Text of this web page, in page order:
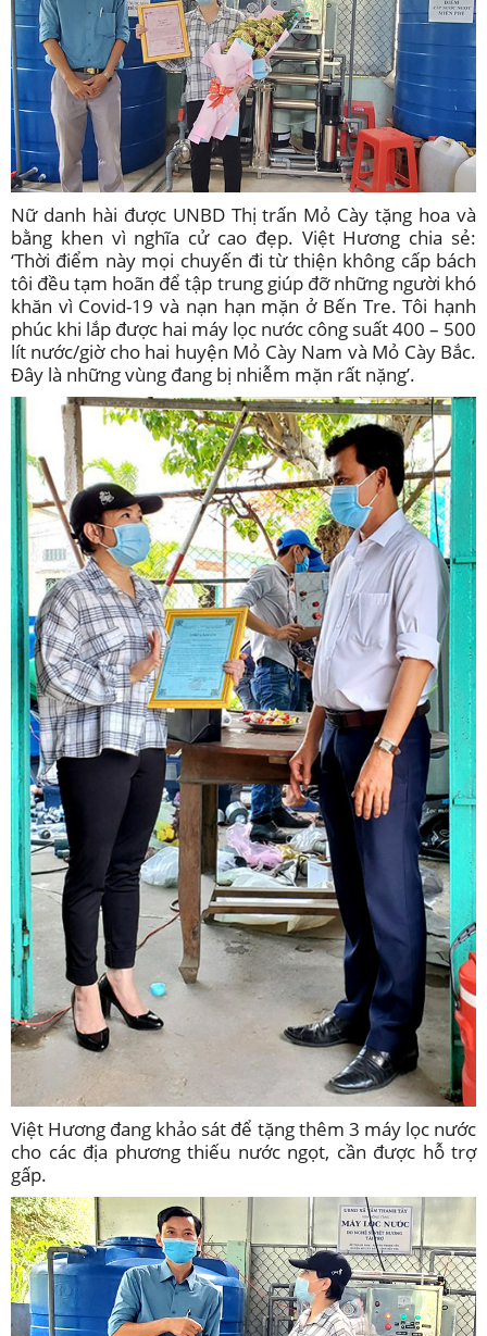
Nữ danh hài được UNBD Thị trấn Mỏ Cày tặng hoa và
bằng khen vì nghĩa cử cao đẹp. Việt Hương chia sẻ:
‘Thời điểm này mọi chuyến đi từ thiện không cấp bách
tôi đều tạm hoãn để tập trung giúp đỡ những người khó
khăn vì Covid-19 và nạn hạn mặn ở Bến Tre. Tôi hạnh
phúc khi lắp được hai máy lọc nước công suất 400 – 500
lít nước/giờ cho hai huyện Mỏ Cày Nam và Mỏ Cày Bắc.
Đây là những vùng đang bị nhiễm mặn rất nặng’.
Việt Hương đang khảo sát để tặng thêm 3 máy lọc nước
cho các địa phương thiếu nước ngọt, cần được hỗ trợ
gấp.